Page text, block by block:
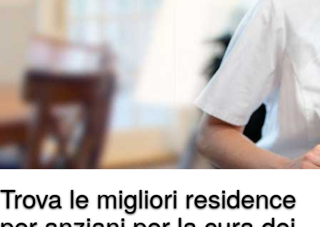
Trova le migliori residence